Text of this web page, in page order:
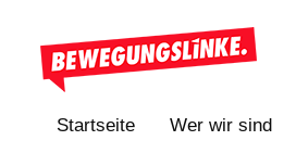
Inhalt
springenBewegungslinke
Startseite Wer wir sind